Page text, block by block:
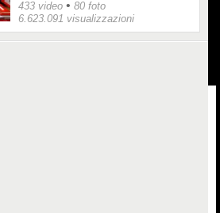
433 video • 80 foto
6.623.091 visualizzazioni